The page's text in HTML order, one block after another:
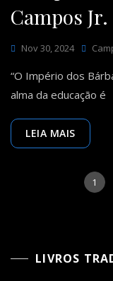
Campos Jr.
Nov 30, 2024
“O Império dos
alma da educação é
LEIA MAIS
Page
1
LIVROS